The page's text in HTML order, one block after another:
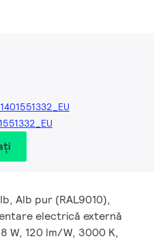
Alb pur (RAL9010),
electrică externă
W, 120 lm/W, 3000 K,